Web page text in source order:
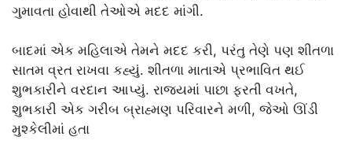
ગુમાવતા હોવાથી તેઓએ મદદ માંગી.
બાદમાં એક મહિલાએ તેમને મદદ કરી, પરંતુ તેણે પણ શીતળા
સાતમ વ્રત રાખવા કહ્યું. શીતળા માતાએ પ્રભાવિત થઈ
શુભકારીને વરદાન આપ્યું. રાજ્યમાં પાછા ફરતી વખતે,
શુભકારી એક ગરીબ બ્રાહ્મણ પરિવારને મળી, જેઓ ઊંડી
મુશ્કેલીમાં હતા